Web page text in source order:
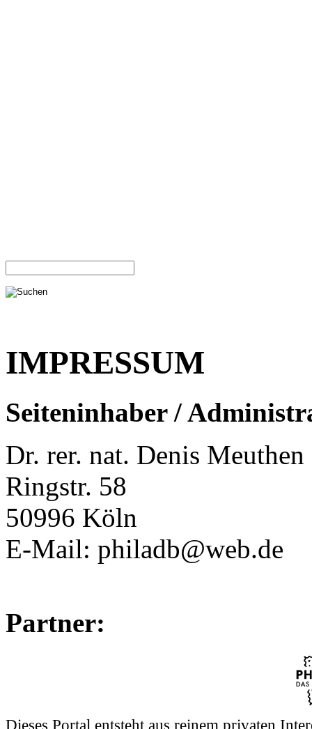
IMPRESSUM
Seiteninhaber /
Dr. rer. nat. Denis Meuthen
Ringstr. 58
50996 Köln
E-Mail: philadb@web.de
Partner:
Dieses Portal entsteht aus reinem privaten